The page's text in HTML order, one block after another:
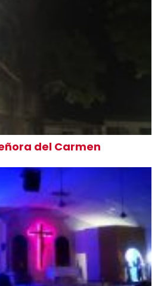
del Carmen